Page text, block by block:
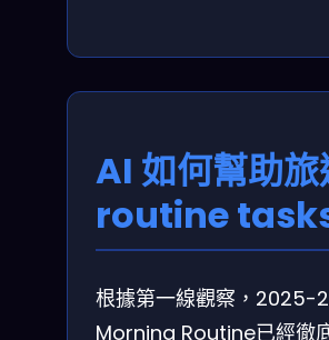
AI 如何幫助
routine
根據第一線觀察，2025-
Morning Routine已經徹